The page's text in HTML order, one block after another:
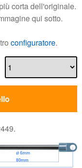
corta dell'originale.
qui sotto.
configuratore.